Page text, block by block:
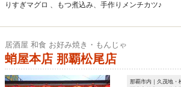
りすぎマグロ 、もつ煮込み、手作りメンチカツ♪
居酒屋 和食 お好み焼き・もんじゃ
蛸屋本店 那覇松尾店
那覇市内｜久茂地・